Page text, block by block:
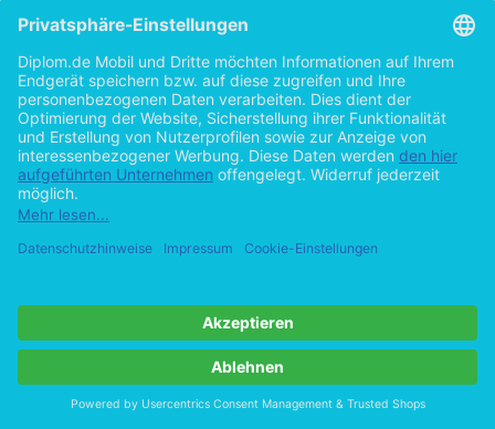
von
Ursula Gündisch (Autor:in)
©2012 Diplomarbeit 83 Seiten
Hilfe/FAQ
Impressum
Datenschutz
AGB
Vertrag widerrufen
Zur Desktop-Version
Copyright ©Imprint in der Bedey & Thoms Media GmbH
Cookie-Einstellungen